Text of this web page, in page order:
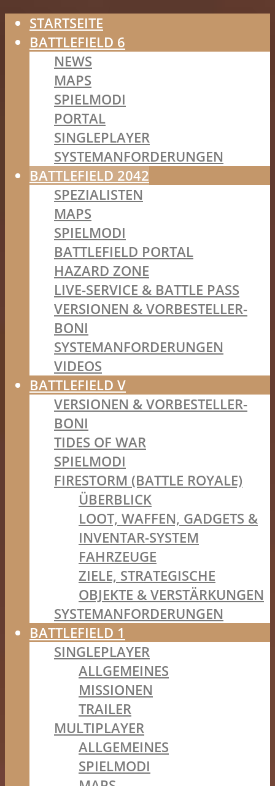
STARTSEITE
BATTLEFIELD 6
NEWS
MAPS
SPIELMODI
PORTAL
SINGLEPLAYER
SYSTEMANFORDERUNGEN
BATTLEFIELD 2042
SPEZIALISTEN
MAPS
SPIELMODI
BATTLEFIELD PORTAL
HAZARD ZONE
LIVE-SERVICE & BATTLE PASS
VERSIONEN & VORBESTELLER-
BONI
SYSTEMANFORDERUNGEN
VIDEOS
BATTLEFIELD V
VERSIONEN & VORBESTELLER-
BONI
TIDES OF WAR
SPIELMODI
FIRESTORM (BATTLE ROYALE)
ÜBERBLICK
LOOT, WAFFEN, GADGETS &
INVENTAR-SYSTEM
FAHRZEUGE
ZIELE, STRATEGISCHE
OBJEKTE & VERSTÄRKUNGEN
SYSTEMANFORDERUNGEN
BATTLEFIELD 1
SINGLEPLAYER
ALLGEMEINES
MISSIONEN
TRAILER
MULTIPLAYER
ALLGEMEINES
SPIELMODI